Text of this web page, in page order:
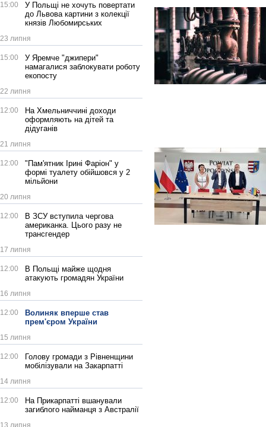
15:00
У Польщі не хочуть повертати
до Львова картини з колекції
князів Любомирських
23 липня
15:00
У Яремче "джипери"
намагалися заблокувати роботу
екопосту
22 липня
12:00
На Хмельниччині доходи
оформляють на дітей та
дідуганів
21 липня
12:00
"Пам'ятник Ірині Фаріон" у
формі туалету обійшовся у 2
мільйони
20 липня
12:00
В ЗСУ вступила чергова
американка. Цього разу не
трансгендер
17 липня
12:00
В Польщі майже щодня
атакують громадян України
16 липня
12:00
Волиняк вперше став
прем'єром України
15 липня
12:00
Голову громади з Рівненщини
мобілізували на Закарпатті
14 липня
12:00
На Прикарпатті вшанували
загиблого найманця з Австралії
13 липня